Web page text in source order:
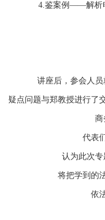
4.鉴案例——解析
讲座后，参会人
疑点问题与郑教授进行了
商
代表
认为此次
将把学到的
依